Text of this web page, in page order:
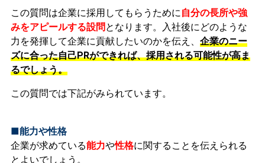
この質問は企業に採用してもらうために自分の長所や強
みをアピールする設問 となります。入社後にどのような
力を発揮して企業に貢献したいのかを伝え、 企業のニー
ズに合った自己PRができれば、採用される可能性が高ま
るでしょう。
この質問では下記がみられています。
■能力や性格
企業が求めている能力や性格に関することを伝えられる
とよいでしょう。